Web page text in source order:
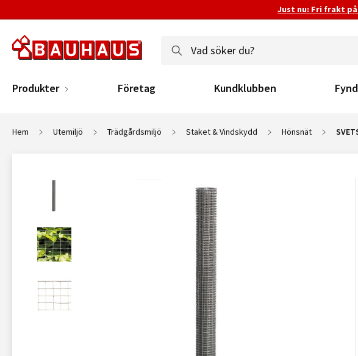
Just nu: Fri frakt
Produkter Företag Kundklubben
Hem Utemiljö Trädgårdsmiljö Staket & Vindskydd Hönsnät